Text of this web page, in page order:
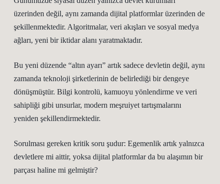
üzerinden değil, aynı zamanda dijital platformlar üzerinden de
şekillenmektedir. Algoritmalar, veri akışları ve sosyal medya
ağları, yeni bir iktidar alanı yaratmaktadır.
Bu yeni düzende “altın ayarı” artık sadece devletin değil, aynı
zamanda teknoloji şirketlerinin de belirlediği bir dengeye
dönüşmüştür. Bilgi kontrolü, kamuoyu yönlendirme ve veri
sahipliği gibi unsurlar, modern meşruiyet tartışmalarını
yeniden şekillendirmektedir.
Sorulması gereken kritik soru şudur: Egemenlik artık yalnızca
devletlere mi aittir, yoksa dijital platformlar da bu alaşımın bir
parçası haline mi gelmiştir?